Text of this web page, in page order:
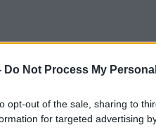
Do Not Process My
opt-out of the sale, sharing to
for targeted advertising